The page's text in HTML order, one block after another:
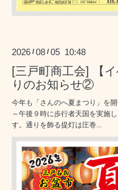
2026 /08 /05 10:48
[三戸町商工会] 【
りのお知らせ②
今年も「さんのへ夏まつり」を
～午後９時に歩行者天国を実施
す。通りを飾る提灯は圧巻...